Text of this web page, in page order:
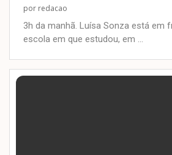
por redacao
3h da manhã. Luísa Sonza está em
escola em que estudou, em …